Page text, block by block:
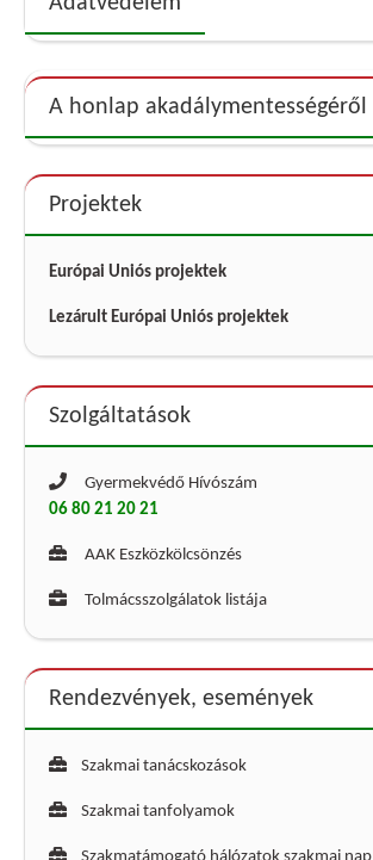
A honlap akadálymentességéről
Projektek
Európai Uniós projektek
Lezárult Európai Uniós projektek
Szolgáltatások
Gyermekvédő Hívószám
06 80 21 20 21
AAK Eszközkölcsönzés
Tolmácsszolgálatok listája
Rendezvények, események
Szakmai tanácskozások
Szakmai tanfolyamok